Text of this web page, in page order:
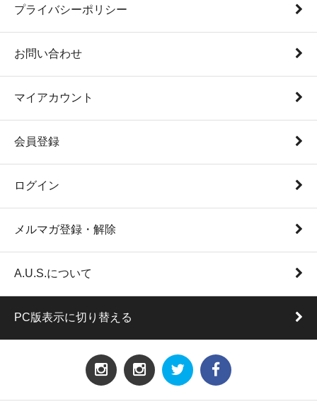
プライバシーポリシー
お問い合わせ
マイアカウント
会員登録
ログイン
メルマガ登録・解除
A.U.S.について
PC版表示に切り替える